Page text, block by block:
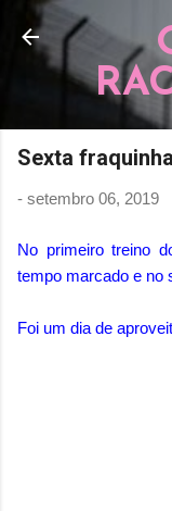
Sexta fraquinha
- setembro 06, 2019
No primeiro treino
tempo marcado e no
Foi um dia de